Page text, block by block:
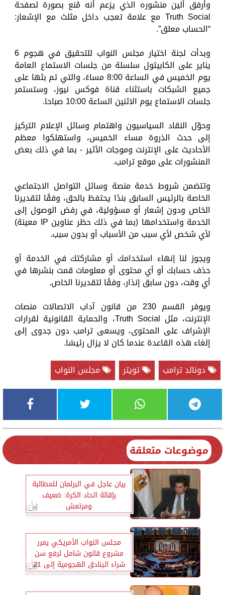
وأرفق ألين منشوره الذي يزعم أنه مُنع بصورة لصفحة
Truth Social مع علامة تعجب داخل مثلث مع الإشعار:
“الحساب معلق”.
وبدأت لجنة اختيار مجلس النواب للتحقيق في هجوم 6
يناير على الكابيتول سلسلة من جلسات الاستماع العامة
يوم الخميس في الساعة 8:00 مساءً، والتي تم بثها على
جميع الشبكات باستثناء قناة فوكس نيوز، وستستمر
جلسات الاستماع يوم الاثنين الساعة 10:00 صباحا.
وحوّل النقاد السياسيون واهتمام وسائل الإعلام التركيز
إلى حدث الذروة مساء الخميس، واستهلكوا معظم
الأحاديث على الإنترنت وموجات الأثير - بما في ذلك بعض
المنشورات على موقع ترامب.
وتتضمن شروط خدمة منصة وسائل التواصل الاجتماعي
الخاصة بالرئيس السابق بندًا يحتفظ بالحق، وفقًا لتقديرنا
الخاص ودون إشعار أو مسؤولية، في رفض الوصول إلى
الخدمة واستخدامها (بما في ذلك حظر عناوين IP معينة)
لأي شخص لأي سبب من الأسباب أو بدون سبب.
ويجوز لنا إنهاء استخدامك أو مشاركتك في الخدمة أو
حذف حسابك أو أي محتوى أو معلومات قمت بنشرها في
أي وقت، دون سابق إنذار، وفقًا لتقديرنا الخاص.
ويوفر القسم 230 من قانون آداب الاتصالات منصات
الإنترنت، مثل Truth Social، والحماية القانونية لقرارات
الإشراف على المحتوى، ويسعى ترامب دون جدوى إلى
إلغاء هذه القاعدة عندما كان لا يزال رئيسًا.
دونالد ترامب
تويتر مجلس النواب
موضوعات متعلقة
بيان عاجل في البرلمان للمطالبة
بإقالة اتحاد الكرة: ضعيف
ومرتعش
مجلس النواب الأمريكي يمرر
مشروع قانون شامل لرفع سن
شراء البنادق الهجومية إلى 21
عامًا